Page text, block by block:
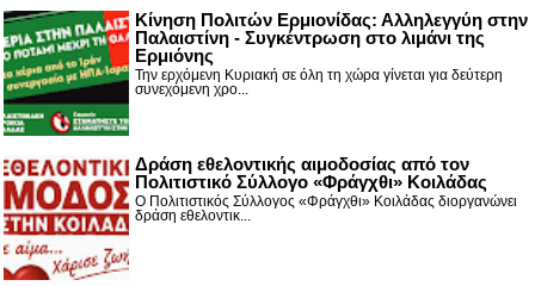
Κίνηση Πολιτών Ερμιονίδας: Αλληλεγγύη στην
Παλαιστίνη - Συγκέντρωση στο λιμάνι της
Ερμιόνης
Την ερχόμενη Κυριακή σε όλη τη χώρα γίνεται για δεύτερη
συνεχόμενη χρο...
Δράση εθελοντικής αιμοδοσίας από τον
Πολιτιστικό Σύλλογο «Φράγχθι» Κοιλάδας
Ο Πολιτιστικός Σύλλογος «Φράγχθι» Κοιλάδας διοργανώνει
δράση εθελοντικ...